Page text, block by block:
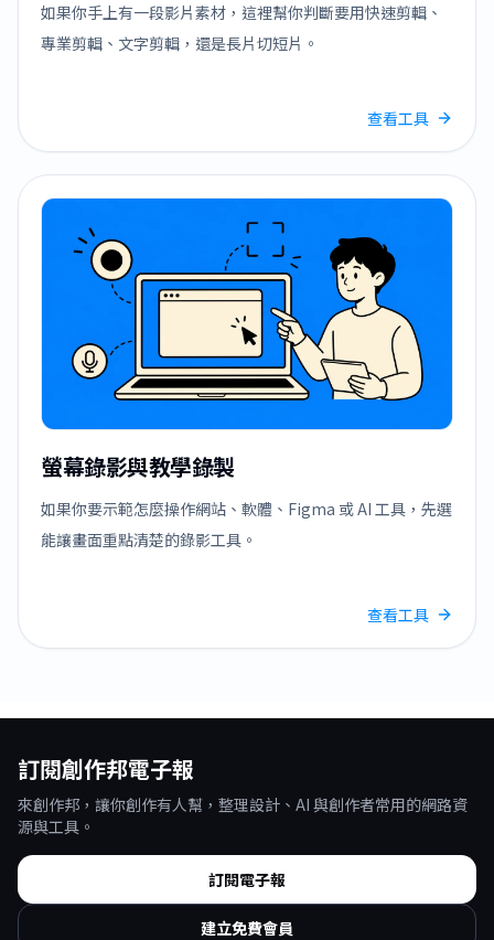
如果你手上有一段影片素材，這裡幫你判斷要用快速剪輯、
專業剪輯、文字剪輯，還是長片切短片。
查看工具
螢幕錄影與教學錄製
如果你要示範怎麼操作網站、軟體、Figma 或 AI 工具，先選
能讓畫面重點清楚的錄影工具。
查看工具
訂閱創作邦電子報
來創作邦，讓你創作有人幫，整理設計、AI 與創作者常用的網路資
源與工具。
訂閱電子報
建立免費會員